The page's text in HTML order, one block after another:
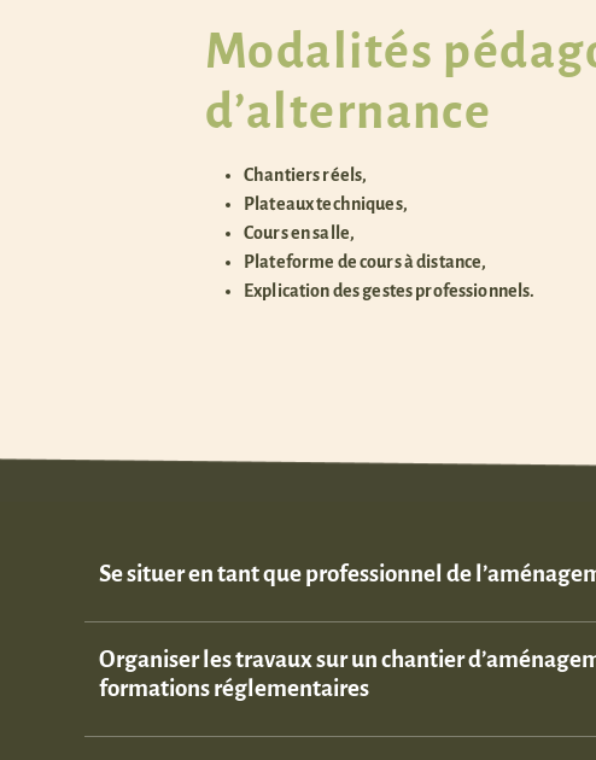
Modalités
d’alternance
Chantiers réels,
Plateaux techniques,
Cours en salle,
Plateforme de cours à distance,
Explication des gestes professionnels.
Se situer en tant que professionnel de
Organiser les travaux sur un chantier
formations réglementaires